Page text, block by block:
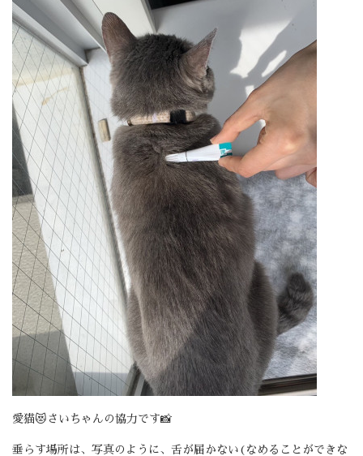
愛猫😻さいちゃんの協力です📸
垂らす場所は、写真のように、舌が届かない(なめることができな